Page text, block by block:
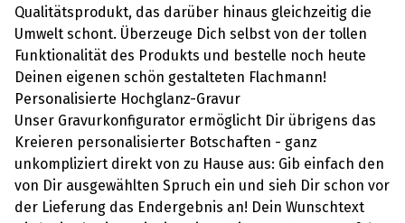
Qualitätsprodukt, das darüber hinaus gleichzeitig die
Umwelt schont. Überzeuge Dich selbst von der tollen
Funktionalität des Produkts und bestelle noch heute
Deinen eigenen schön gestalteten Flachmann!
Personalisierte Hochglanz-Gravur
Unser Gravurkonfigurator ermöglicht Dir übrigens das
Kreieren personalisierter Botschaften - ganz
unkompliziert direkt von zu Hause aus: Gib einfach den
von Dir ausgewählten Spruch ein und sieh Dir schon vor
der Lieferung das Endergebnis an! Dein Wunschtext